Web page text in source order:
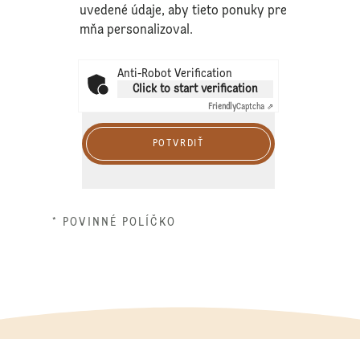
uvedené údaje, aby tieto ponuky pre
mňa personalizoval.
Anti-Robot Verification
Click to start verification
FriendlyCaptcha ⇗
POTVRDIŤ
* POVINNÉ POLÍČKO